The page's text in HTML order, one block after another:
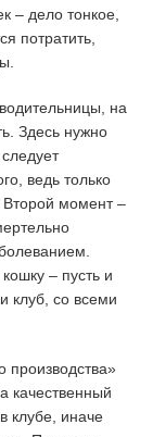
– дело тонкое,
потратить,
на
Здесь нужно
ведь только
момент –
– пусть и
клуб, со всеми
производства»
качественный
клубе, иначе